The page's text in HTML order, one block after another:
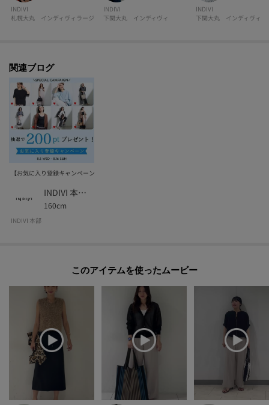
INDIVI
札幌大丸 インディヴィラージ
INDIVI
下関大丸 インディヴィ
INDIVI
下関大丸 インディヴィ
関連ブログ
【お気に入り登録キャンペーン】抽選で「200pt」プレゼントのチャンス！
INDIVI 本部スタッフ
160cm
INDIVI 本部
このアイテムを使ったムービー